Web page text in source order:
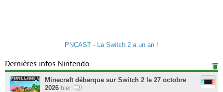
PNCAST - La Switch 2 a un an !
Dernières infos Nintendo
Minecraft débarque sur Switch 2 le 27 octobre
2026 hier